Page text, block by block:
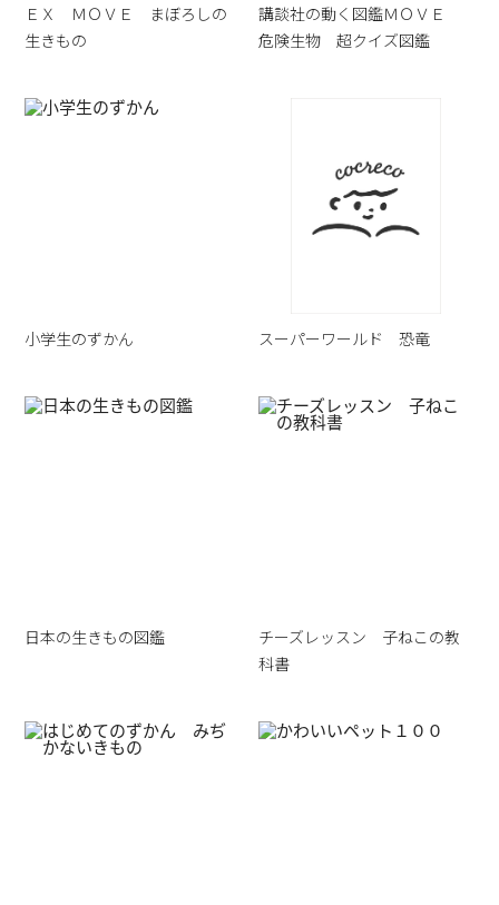
ＥＸ ＭＯＶＥ まぼろしの
生きもの
講談社の動く図鑑ＭＯＶＥ
危険生物 超クイズ図鑑
小学生のずかん スーパーワールド 恐竜
日本の生きもの図鑑
チーズレッスン 子ねこの教
科書